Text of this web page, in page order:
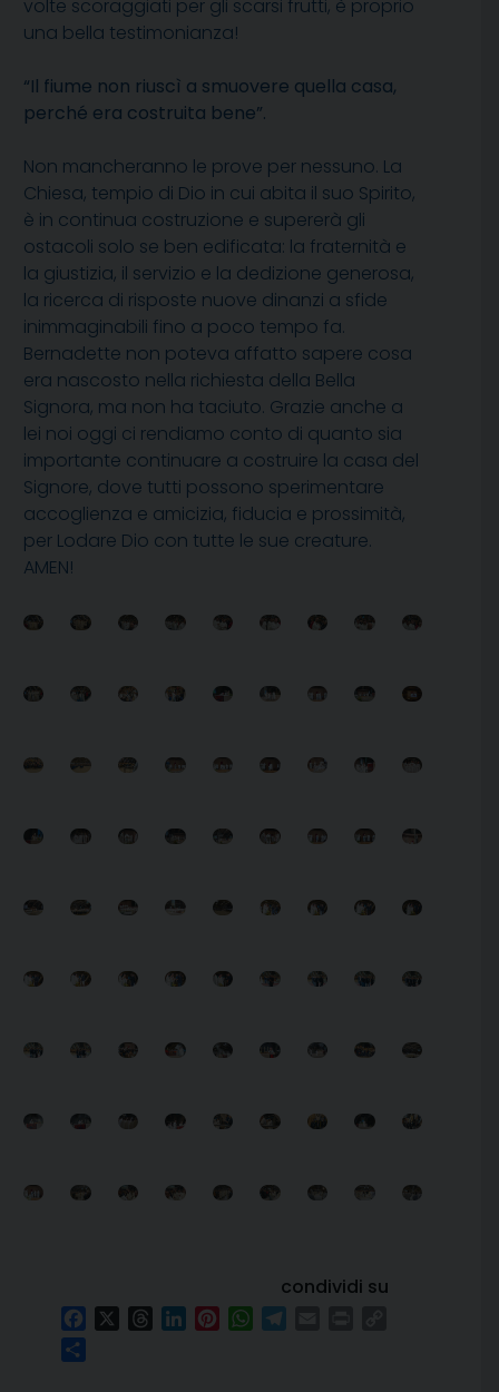
volte scoraggiati per gli scarsi frutti, è proprio
una bella testimonianza!
“Il fiume non riuscì a smuovere quella casa,
perché era costruita bene”.
Non mancheranno le prove per nessuno. La
Chiesa, tempio di Dio in cui abita il suo Spirito,
è in continua costruzione e supererà gli
ostacoli solo se ben edificata: la fraternità e
la giustizia, il servizio e la dedizione generosa,
la ricerca di risposte nuove dinanzi a sfide
inimmaginabili fino a poco tempo fa.
Bernadette non poteva affatto sapere cosa
era nascosto nella richiesta della Bella
Signora, ma non ha taciuto. Grazie anche a
lei noi oggi ci rendiamo conto di quanto sia
importante continuare a costruire la casa del
Signore, dove tutti possono sperimentare
accoglienza e amicizia, fiducia e prossimità,
per Lodare Dio con tutte le sue creature.
AMEN!
condividi su
FacebookThreadsLinkedInPinterestWhatsApp